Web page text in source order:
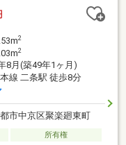
けますと、スムーズ
ます！
2
2
8月(築49年1ヶ月)
線 二条駅 徒歩8分
市中京区聚楽廻東町
所有権